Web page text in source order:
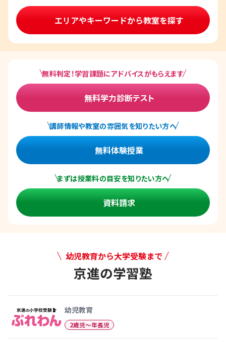
エリアやキーワードから教室を探す
無料判定！学習課題にアドバイスがもらえます
無料学力診断テスト
講師情報や教室の雰囲気を知りたい方へ
無料体験授業
まずは授業料の目安を知りたい方へ
資料請求
幼児教育から大学受験まで
京進の学習塾
幼児教育
2歳児〜年長児